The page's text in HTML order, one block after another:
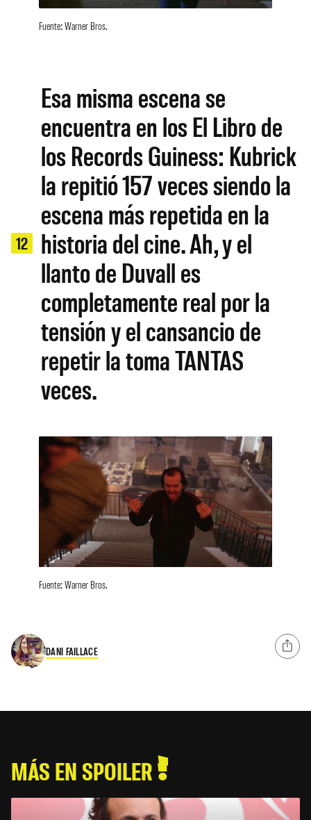
Fuente: Warner Bros.
12
Esa misma escena se
encuentra en los El Libro de
los Records Guiness: Kubrick
la repitió 157 veces siendo la
escena más repetida en la
historia del cine. Ah, y el
llanto de Duvall es
completamente real por la
tensión y el cansancio de
repetir la toma TANTAS
veces.
Fuente: Warner Bros.
DANI FAILLACE
MÁS EN SPOILER